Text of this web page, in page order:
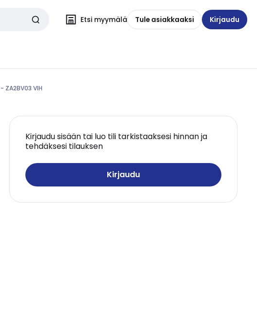
Etsi myymälä Tule asiakkaaksi Kirjaudu
VIH
Kirjaudu sisään tai luo tili tarkistaaksesi hinnan ja
tehdäksesi tilauksen
Kirjaudu